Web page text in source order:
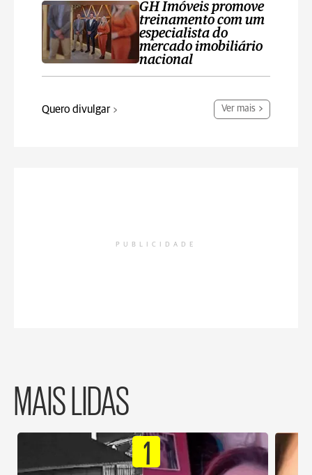
GH Imóveis promove
treinamento com um
especialista do
mercado imobiliário
nacional
Quero divulgar Ver mais
PUBLICIDADE
MAIS LIDAS
1